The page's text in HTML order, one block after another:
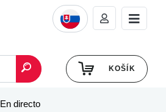
KOŠÍK
En directo